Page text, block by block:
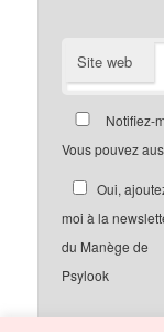
Site web
Notifiez-
Vous pouvez
Oui,
moi à la
du Manège de
Psylook